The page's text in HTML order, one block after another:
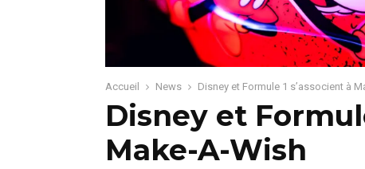
Accueil News Disney et Formule 1 s’associent à
Disney et
Make-A-Wish